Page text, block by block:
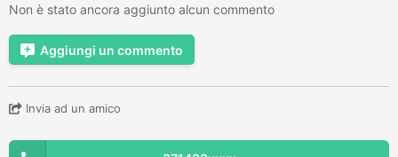
Non è stato ancora aggiunto alcun commento
Aggiungi un commento
Invia ad un amico